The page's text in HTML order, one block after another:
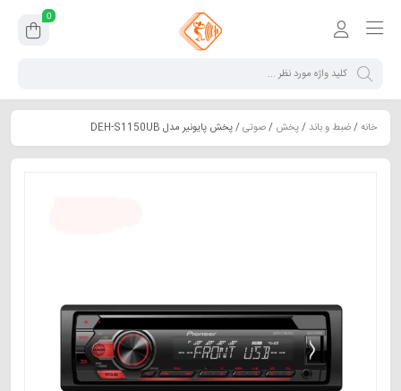
0
خانه/ضبط و باند /پخش /صوتی/ پخش پایونیر مدل DEH-S1150UB